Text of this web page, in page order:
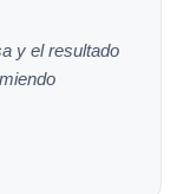
y el resultado